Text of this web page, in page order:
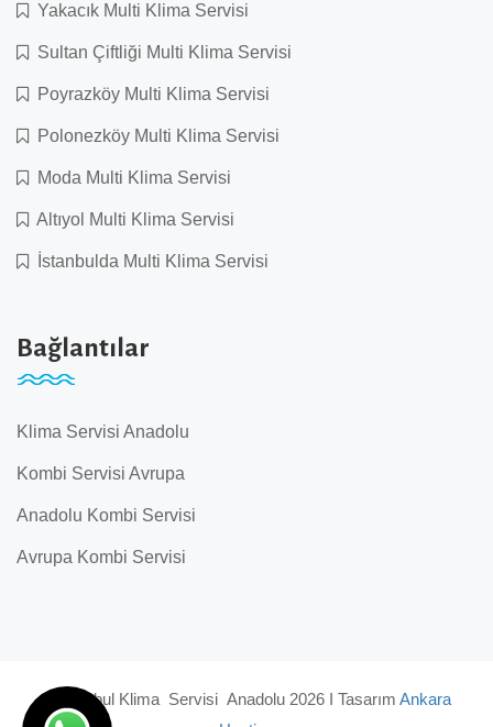
Yakacık Multi Klima Servisi
Sultan Çiftliği Multi Klima Servisi
Poyrazköy Multi Klima Servisi
Polonezköy Multi Klima Servisi
Moda Multi Klima Servisi
Altıyol Multi Klima Servisi
İstanbulda Multi Klima Servisi
Bağlantılar
Klima Servisi Anadolu
Kombi Servisi Avrupa
Anadolu Kombi Servisi
Avrupa Kombi Servisi
© İstanbul Klima Servisi Anadolu 2026 I Tasarım Ankara